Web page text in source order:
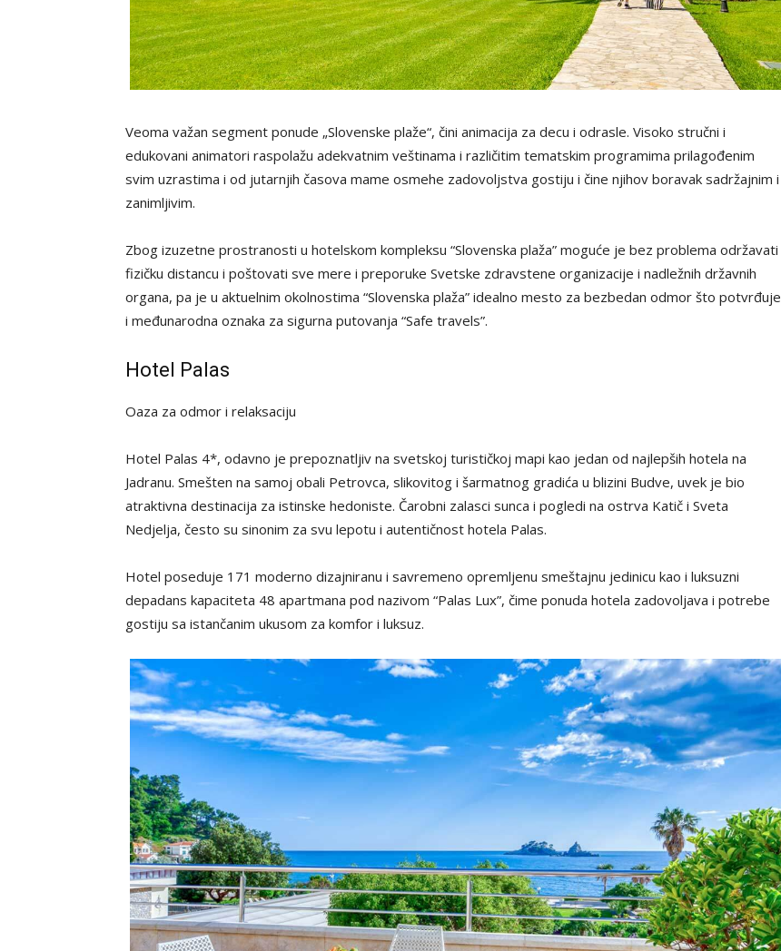
Veoma važan segment ponude „Slovenske plaže“, čini animacija za decu i odrasle. Visoko stručni i
edukovani animatori raspolažu adekvatnim veštinama i različitim tematskim programima prilagođenim
svim uzrastima i od jutarnjih časova mame osmehe zadovoljstva gostiju i čine njihov boravak sadržajnim i
zanimljivim.
Zbog izuzetne prostranosti u hotelskom kompleksu “Slovenska plaža” moguće je bez problema održavati
fizičku distancu i poštovati sve mere i preporuke Svetske zdravstene organizacije i nadležnih državnih
organa, pa je u aktuelnim okolnostima “Slovenska plaža” idealno mesto za bezbedan odmor što potvrđuje
i međunarodna oznaka za sigurna putovanja “Safe travels”.
Hotel Palas
Oaza za odmor i relaksaciju
Hotel Palas 4*, odavno je prepoznatljiv na svetskoj turističkoj mapi kao jedan od najlepših hotela na
Jadranu. Smešten na samoj obali Petrovca, slikovitog i šarmatnog gradića u blizini Budve, uvek je bio
atraktivna destinacija za istinske hedoniste. Čarobni zalasci sunca i pogledi na ostrva Katič i Sveta
Nedjelja, često su sinonim za svu lepotu i autentičnost hotela Palas.
Hotel poseduje 171 moderno dizajniranu i savremeno opremljenu smeštajnu jedinicu kao i luksuzni
depadans kapaciteta 48 apartmana pod nazivom “Palas Lux”, čime ponuda hotela zadovoljava i potrebe
gostiju sa istančanim ukusom za komfor i luksuz.